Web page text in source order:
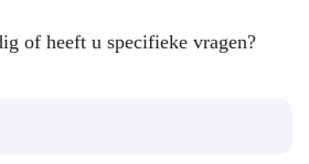
of heeft u specifieke vragen?